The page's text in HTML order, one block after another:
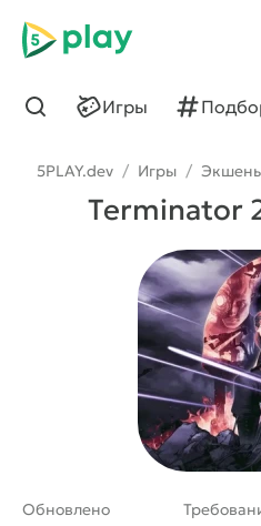
5play
Игры
Найти
5PLAY.dev / Игры /
Terminator
Обновлено